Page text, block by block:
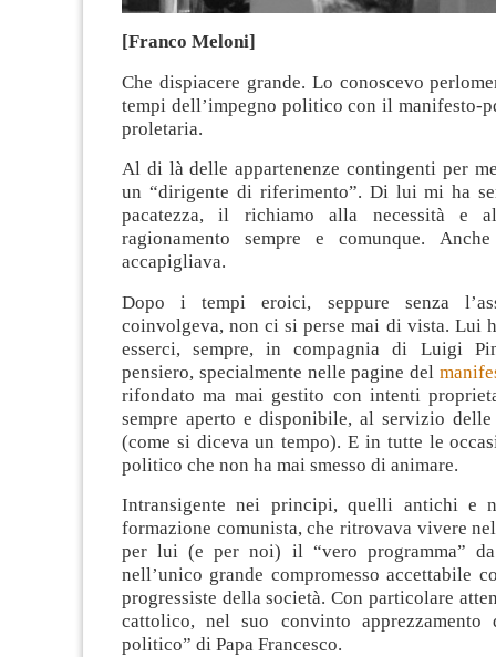
[Franco Meloni]
Che dispiacere grande. Lo conoscevo
tempi dell’impegno politico con il manifesto-
proletaria.
Al di là delle appartenenze contingenti per
un “dirigente di riferimento”. Di lui mi ha
pacatezza, il richiamo alla necessità e
ragionamento sempre e comunque.
accapigliava.
Dopo i tempi eroici, seppure senza
coinvolgeva, non ci si perse mai di vista. Lui
esserci, sempre, in compagnia di Luigi
pensiero, specialmente nelle pagine del
rifondato ma mai gestito con intenti
sempre aperto e disponibile, al servizio delle
(come si diceva un tempo). E in tutte le
politico che non ha mai smesso di animare.
Intransigente nei principi, quelli antichi e
formazione comunista, che ritrovava vivere
per lui (e per noi) il “vero programma”
nell’unico grande compromesso accettabile
progressiste della società. Con particolare
cattolico, nel suo convinto apprezzamento
politico” di Papa Francesco.